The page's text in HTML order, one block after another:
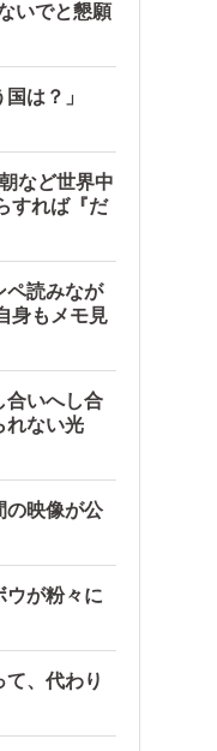
もう来なくて大丈夫で
いでと懇願
国は？」
など世界中
すれば『だ
ペ読みなが
身もメモ見
合いへし合
れない光
の映像が公
ウが粉々に
、代わり